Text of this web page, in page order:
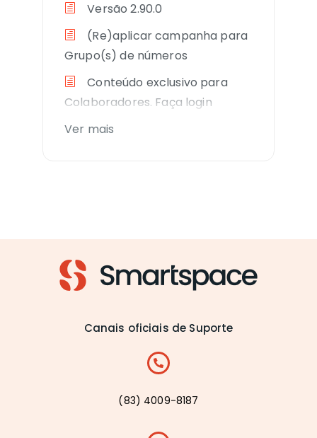
Versão 2.90.0
(Re)aplicar campanha para
Grupo(s) de números
Conteúdo exclusivo para
Colaboradores. Faça login
Ver mais
Canais oficiais de Suporte
(83) 4009-8187